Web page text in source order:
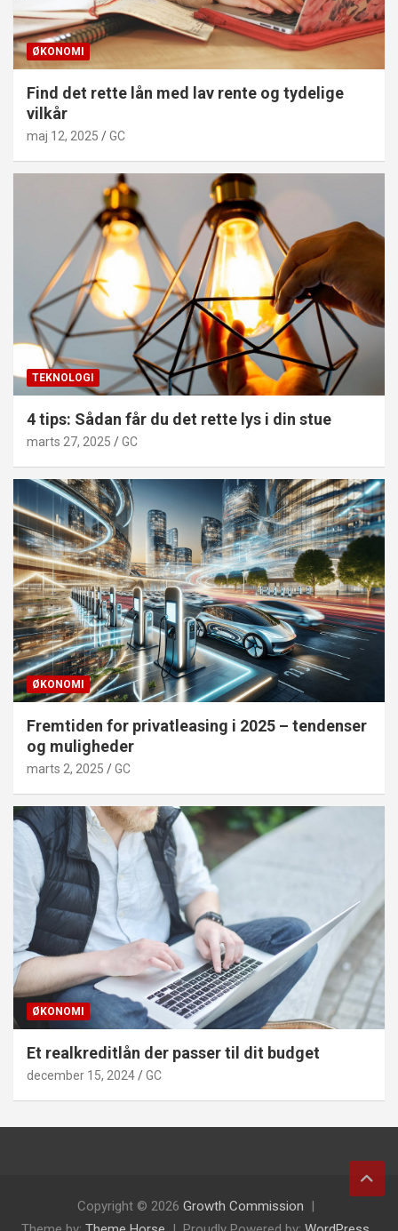
ØKONOMI
Find det rette lån med lav rente og tydelige
vilkår
maj 12, 2025 GC
TEKNOLOGI
4 tips: Sådan får du det rette lys i din stue
marts 27, 2025 GC
ØKONOMI
Fremtiden for privatleasing i 2025 – tendenser
og muligheder
marts 2, 2025 GC
ØKONOMI
Et realkreditlån der passer til dit budget
december 15, 2024 GC
Copyright © 2026 Growth Commission